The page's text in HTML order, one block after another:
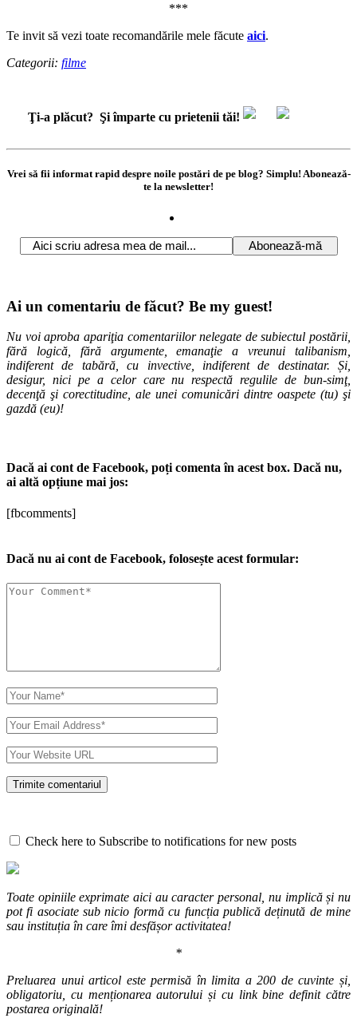
***
Te invit să vezi toate recomandările mele făcute aici.
Categorii: filme
Ţi-a plăcut? Şi împarte cu prietenii tăi!
Vrei să fii informat rapid despre noile postări de pe blog? Simplu! Abonează-
te la newsletter!
Ai un comentariu de făcut? Be my guest!
Nu voi aproba apariţia comentariilor nelegate de subiectul postării,
fără logică, fără argumente, emanaţie a vreunui talibanism,
indiferent de tabără, cu invective, indiferent de destinatar. Și,
desigur, nici pe a celor care nu respectă regulile de bun-simţ,
decenţă şi corectitudine, ale unei comunicări dintre oaspete (tu) şi
gazdă (eu)!
Dacă ai cont de Facebook, poți comenta în acest box. Dacă nu,
ai altă opțiune mai jos:
[fbcomments]
Dacă nu ai cont de Facebook, folosește acest formular:
Check here to Subscribe to notifications for new posts
Toate opiniile exprimate aici au caracter personal, nu implică și nu
pot fi asociate sub nicio formă cu funcția publică deținută de mine
sau instituția în care îmi desfășor activitatea!
*
Preluarea unui articol este permisă în limita a 200 de cuvinte și,
obligatoriu, cu menționarea autorului și cu link bine definit către
postarea originală!